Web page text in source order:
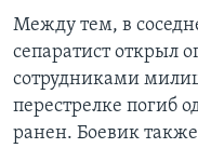
Языки
Между тем, в
сепаратист открыл
сотрудниками
перестрелке погиб
ранен. Боевик